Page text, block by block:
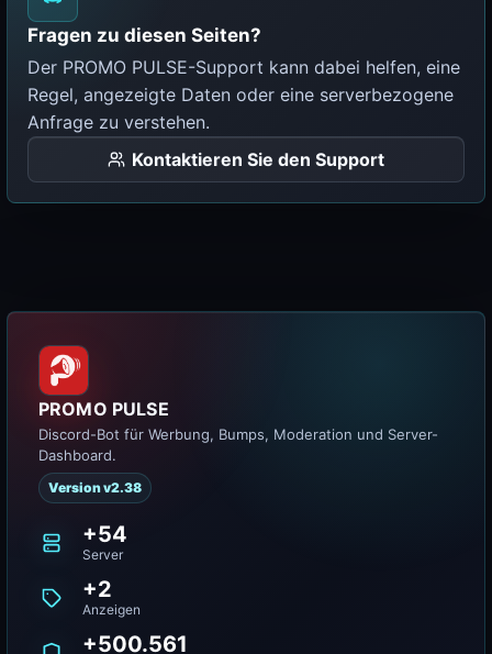
Fragen zu diesen Seiten?
Der PROMO PULSE-Support kann dabei helfen, eine
Regel, angezeigte Daten oder eine serverbezogene
Anfrage zu verstehen.
Kontaktieren Sie den Support
PROMO PULSE
Discord-Bot für Werbung, Bumps, Moderation und Server-
Dashboard.
Version v2.38
+54
Server
+2
Anzeigen
+500.561